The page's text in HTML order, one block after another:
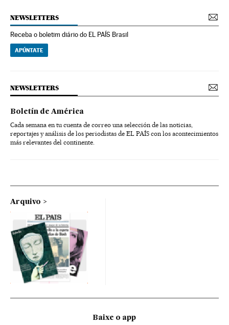
NEWSLETTERS
Receba o boletim diário do EL PAÍS Brasil
APÚNTATE
NEWSLETTERS
Boletín de América
Cada semana en tu cuenta de correo una selección de las noticias,
reportajes y análisis de los periodistas de EL PAÍS con los acontecimientos
más relevantes del continente.
Arquivo
Baixe o app